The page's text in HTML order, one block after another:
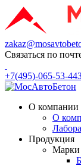
Связаться по
+7(495)-065-53-44
О компании
О
Продукция
Марки